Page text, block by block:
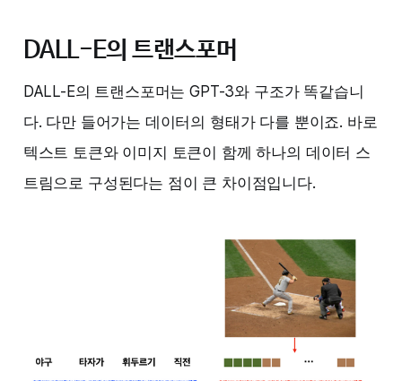
DALL-E의 트랜스포머
DALL-E의 트랜스포머는 GPT-3와 구조가 똑같습니
다. 다만 들어가는 데이터의 형태가 다를 뿐이죠. 바로
텍스트 토큰와 이미지 토큰이 함께 하나의 데이터 스
트림으로 구성된다는 점이 큰 차이점입니다.